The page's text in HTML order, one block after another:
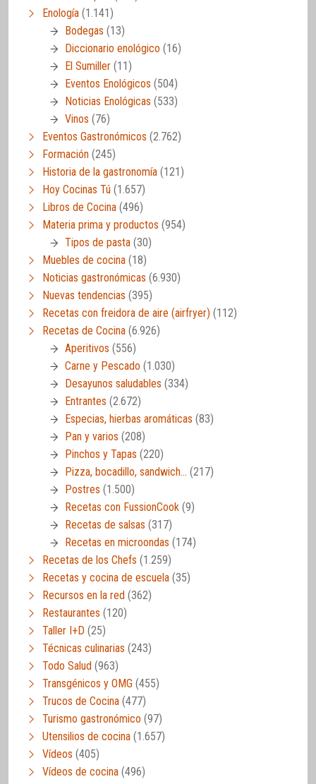
Enología (1.141)
Bodegas (13)
Diccionario enológico (16)
El Sumiller (11)
Eventos Enológicos (504)
Noticias Enológicas (533)
Vinos (76)
Eventos Gastronómicos (2.762)
Formación (245)
Historia de la gastronomía (121)
Hoy Cocinas Tú (1.657)
Libros de Cocina (496)
Materia prima y productos (954)
Tipos de pasta (30)
Muebles de cocina (18)
Noticias gastronómicas (6.930)
Nuevas tendencias (395)
Recetas con freidora de aire (airfryer) (112)
Recetas de Cocina (6.926)
Aperitivos (556)
Carne y Pescado (1.030)
Desayunos saludables (334)
Entrantes (2.672)
Especias, hierbas aromáticas (83)
Pan y varios (208)
Pinchos y Tapas (220)
Pizza, bocadillo, sandwich… (217)
Postres (1.500)
Recetas con FussionCook (9)
Recetas de salsas (317)
Recetas en microondas (174)
Recetas de los Chefs (1.259)
Recetas y cocina de escuela (35)
Recursos en la red (362)
Restaurantes (120)
Taller I+D (25)
Técnicas culinarias (243)
Todo Salud (963)
Transgénicos y OMG (455)
Trucos de Cocina (477)
Turismo gastronómico (97)
Utensilios de cocina (1.657)
Vídeos (405)
Vídeos de cocina (496)